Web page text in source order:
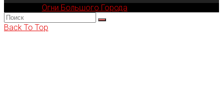
Огни Большого Города
Back To Top